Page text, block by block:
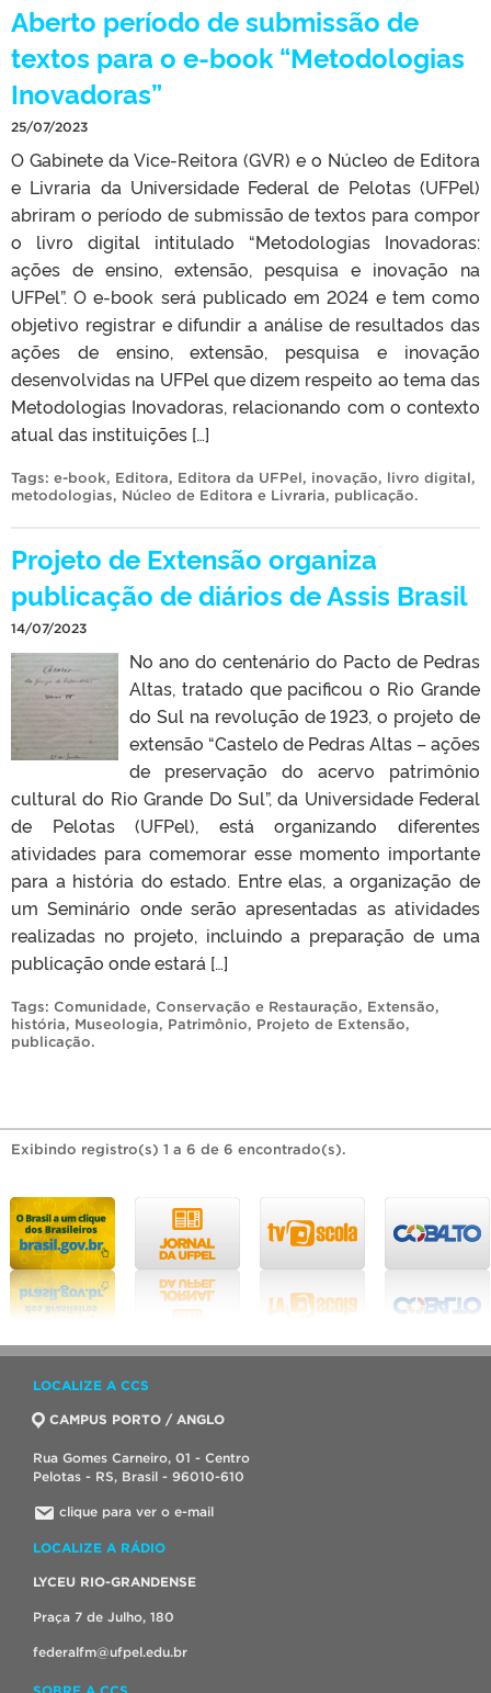
Aberto período de submissão de
textos para o e-book “Metodologias
Inovadoras”
25/07/2023
O Gabinete da Vice-Reitora (GVR) e o Núcleo de Editora
e Livraria da Universidade Federal de Pelotas (UFPel)
abriram o período de submissão de textos para compor
o livro digital intitulado “Metodologias Inovadoras:
ações de ensino, extensão, pesquisa e inovação na
UFPel”. O e-book será publicado em 2024 e tem como
objetivo registrar e difundir a análise de resultados das
ações de ensino, extensão, pesquisa e inovação
desenvolvidas na UFPel que dizem respeito ao tema das
Metodologias Inovadoras, relacionando com o contexto
atual das instituições […]
Tags: e-book, Editora, Editora da UFPel, inovação, livro digital,
metodologias, Núcleo de Editora e Livraria, publicação.
Projeto de Extensão organiza
publicação de diários de Assis Brasil
14/07/2023
No ano do centenário do Pacto de Pedras
Altas, tratado que pacificou o Rio Grande
do Sul na revolução de 1923, o projeto de
extensão “Castelo de Pedras Altas – ações
de preservação do acervo patrimônio
cultural do Rio Grande Do Sul”, da Universidade Federal
de Pelotas (UFPel), está organizando diferentes
atividades para comemorar esse momento importante
para a história do estado. Entre elas, a organização de
um Seminário onde serão apresentadas as atividades
realizadas no projeto, incluindo a preparação de uma
publicação onde estará […]
Tags: Comunidade, Conservação e Restauração, Extensão,
história, Museologia, Patrimônio, Projeto de Extensão,
publicação.
Exibindo registro(s) 1 a 6 de 6 encontrado(s).
LOCALIZE A CCS
CAMPUS PORTO / ANGLO
Rua Gomes Carneiro, 01 - Centro
Pelotas - RS, Brasil - 96010-610
clique para ver o e-mail
LOCALIZE A RÁDIO
LYCEU RIO-GRANDENSE
Praça 7 de Julho, 180
federalfm@ufpel.edu.br
SOBRE A CCS